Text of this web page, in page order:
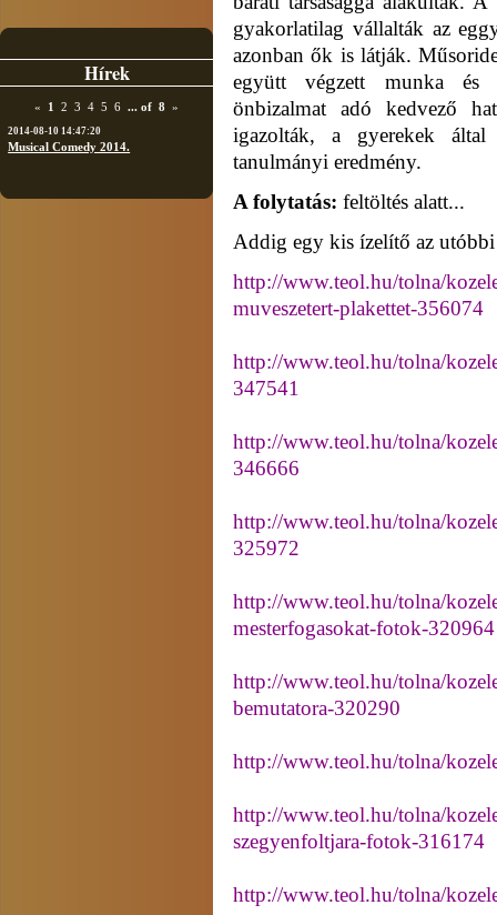
Hírek
« 1 2 3 4 5 6 ... of 8 »
2014-08-10 14:47:20
Musical Comedy 2014.
gyakorlatilag vállalták az
azonban ők is látják.
együtt végzett munka és
önbizalmat adó kedvező
igazolták, a gyerekek
tanulmányi eredmény.
A folytatás: feltöltés alatt...
Addig egy kis ízelítő az utóbbi
http://www.teol.hu/tolna/
muveszetert-plakettet-356074
http://www.teol.hu/tolna/
347541
http://www.teol.hu/tolna/
346666
http://www.teol.hu/tolna/
325972
http://www.teol.hu/tolna/
mesterfogasokat-fotok-320964
http://www.teol.hu/tolna/
bemutatora-320290
http://www.teol.hu/tolna/
http://www.teol.hu/tolna/
szegyenfoltjara-fotok-316174
http://www.teol.hu/tolna/